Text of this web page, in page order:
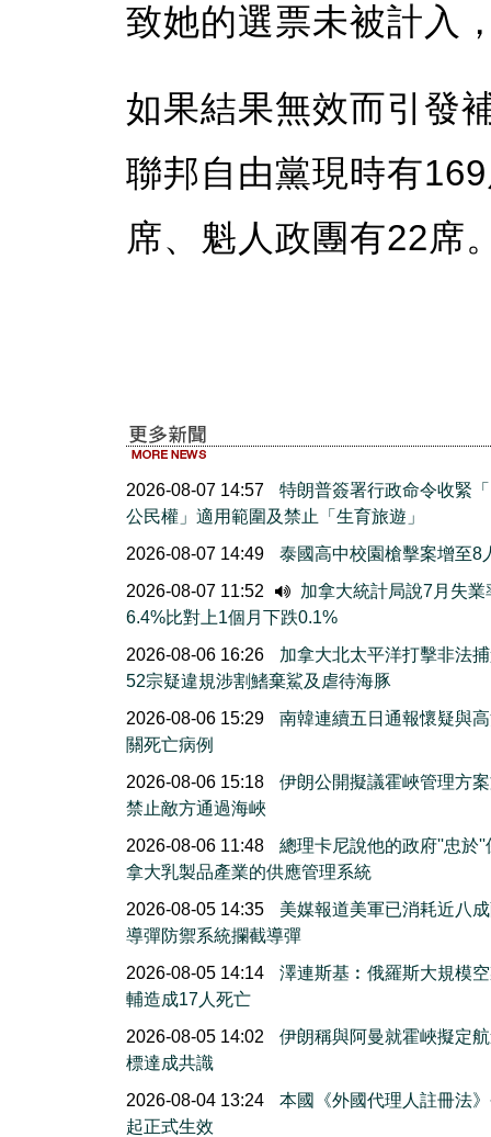
致她的選票未被計入
如果結果無效而引發
聯邦自由黨現時有
席、魁人政團有22席
2026-08-07 14:57
特朗普簽署行政命令收緊
公民權」適用範圍及禁止「生育旅遊」
2026-08-07 14:49
泰國高中校園槍擊案增至8
2026-08-07 11:52
加拿大統計局說7月失業
6.4%比對上1個月下跌0.1%
2026-08-06 16:26
加拿大北太平洋打擊非法
52宗疑違規涉割鰭棄鯊及虐待海豚
2026-08-06 15:29
南韓連續五日通報懷疑與
關死亡病例
2026-08-06 15:18
伊朗公開擬議霍峽管理方
禁止敵方通過海峽
2026-08-06 11:48
總理卡尼說他的政府''忠於''
拿大乳製品產業的供應管理系統
2026-08-05 14:35
美媒報道美軍已消耗近八
導彈防禦系統攔截導彈
2026-08-05 14:14
澤連斯基︰俄羅斯大規模
輔造成17人死亡
2026-08-05 14:02
伊朗稱與阿曼就霍峽擬定
標達成共識
2026-08-04 13:24
本國《外國代理人註冊法
起正式生效